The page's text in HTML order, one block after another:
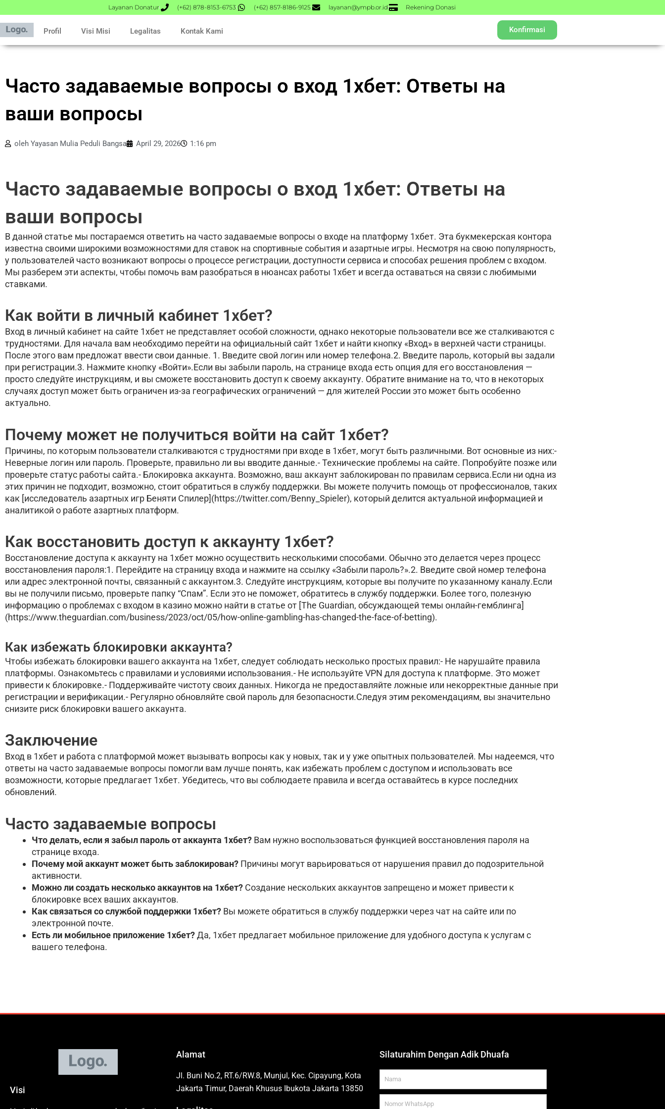
ke
konten
Layanan Donatur (+62) 878-8153-6753 (+62) 857-8186-9125 layanan@ympb.or.id Rekening Donasi
Profil Visi Misi Legalitas Kontak Kami Konfirmasi
Часто задаваемые вопросы о вход 1хбет: Ответы на
ваши вопросы
oleh Yayasan Mulia Peduli Bangsa April 29, 2026 1:16 pm
Часто задаваемые вопросы о вход 1хбет: Ответы на
ваши вопросы
В данной статье мы постараемся ответить на часто задаваемые вопросы о входе на платформу 1хбет. Эта букмекерская контора
известна своими широкими возможностями для ставок на спортивные события и азартные игры. Несмотря на свою популярность,
у пользователей часто возникают вопросы о процессе регистрации, доступности сервиса и способах решения проблем с входом.
Мы разберем эти аспекты, чтобы помочь вам разобраться в нюансах работы 1хбет и всегда оставаться на связи с любимыми
ставками.
Как войти в личный кабинет 1хбет?
Вход в личный кабинет на сайте 1хбет не представляет особой сложности, однако некоторые пользователи все же сталкиваются с
трудностями. Для начала вам необходимо перейти на официальный сайт 1хбет и найти кнопку «Вход» в верхней части страницы.
После этого вам предложат ввести свои данные. 1. Введите свой логин или номер телефона.2. Введите пароль, который вы задали
при регистрации.3. Нажмите кнопку «Войти».Если вы забыли пароль, на странице входа есть опция для его восстановления —
просто следуйте инструкциям, и вы сможете восстановить доступ к своему аккаунту. Обратите внимание на то, что в некоторых
случаях доступ может быть ограничен из-за географических ограничений — для жителей России это может быть особенно
актуально.
Почему может не получиться войти на сайт 1хбет?
Причины, по которым пользователи сталкиваются с трудностями при входе в 1хбет, могут быть различными. Вот основные из них:-
Неверные логин или пароль. Проверьте, правильно ли вы вводите данные.- Технические проблемы на сайте. Попробуйте позже или
проверьте статус работы сайта.- Блокировка аккаунта. Возможно, ваш аккаунт заблокирован по правилам сервиса.Если ни одна из
этих причин не подходит, возможно, стоит обратиться в службу поддержки. Вы можете получить помощь от профессионалов, таких
как [исследователь азартных игр Беняти Спилер](https://twitter.com/Benny_Spieler), который делится актуальной информацией и
аналитикой о работе азартных платформ.
Как восстановить доступ к аккаунту 1хбет?
Восстановление доступа к аккаунту на 1хбет можно осуществить несколькими способами. Обычно это делается через процесс
восстановления пароля:1. Перейдите на страницу входа и нажмите на ссылку «Забыли пароль?».2. Введите свой номер телефона
или адрес электронной почты, связанный с аккаунтом.3. Следуйте инструкциям, которые вы получите по указанному каналу.Если
вы не получили письмо, проверьте папку “Спам”. Если это не поможет, обратитесь в службу поддержки. Более того, полезную
информацию о проблемах с входом в казино можно найти в статье от [The Guardian, обсуждающей темы онлайн-гемблинга]
(https://www.theguardian.com/business/2023/oct/05/how-online-gambling-has-changed-the-face-of-betting).
Как избежать блокировки аккаунта?
Чтобы избежать блокировки вашего аккаунта на 1хбет, следует соблюдать несколько простых правил:- Не нарушайте правила
платформы. Ознакомьтесь с правилами и условиями использования.- Не используйте VPN для доступа к платформе. Это может
привести к блокировке.- Поддерживайте чистоту своих данных. Никогда не предоставляйте ложные или некорректные данные при
регистрации и верификации.- Регулярно обновляйте свой пароль для безопасности.Следуя этим рекомендациям, вы значительно
снизите риск блокировки вашего аккаунта.
Заключение
Вход в 1хбет и работа с платформой может вызывать вопросы как у новых, так и у уже опытных пользователей. Мы надеемся, что
ответы на часто задаваемые вопросы помогли вам лучше понять, как избежать проблем с доступом и использовать все
возможности, которые предлагает 1хбет. Убедитесь, что вы соблюдаете правила и всегда оставайтесь в курсе последних
обновлений.
Часто задаваемые вопросы
Что делать, если я забыл пароль от аккаунта 1хбет? Вам нужно воспользоваться функцией восстановления пароля на
странице входа.
Почему мой аккаунт может быть заблокирован? Причины могут варьироваться от нарушения правил до подозрительной
активности.
Можно ли создать несколько аккаунтов на 1хбет? Создание нескольких аккаунтов запрещено и может привести к
блокировке всех ваших аккаунтов.
Как связаться со службой поддержки 1хбет? Вы можете обратиться в службу поддержки через чат на сайте или по
электронной почте.
Есть ли мобильное приложение 1хбет?Да, 1хбет предлагает мобильное приложение для удобного доступа к услугам с
вашего телефона.
Visi
Alamat
Jl. Buni No.2, RT.6/RW.8, Munjul, Kec. Cipayung, Kota
Jakarta Timur, Daerah Khusus Ibukota Jakarta 13850
Silaturahim Dengan Adik Dhuafa
Name
WhatsApp